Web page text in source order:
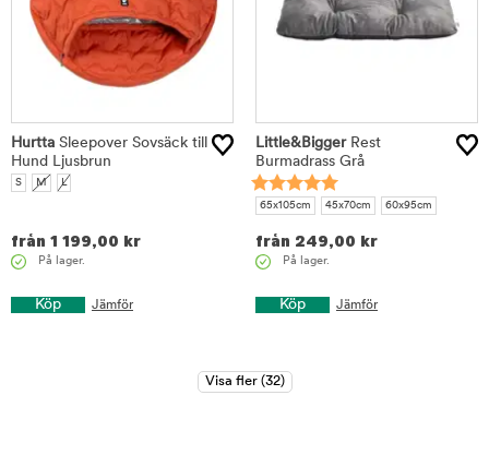
Hurtta Sleepover Sovsäck till
Hund Ljusbrun
S M L
från 1 199,00 kr
På lager.
Köp Jämför
Little&BiggerRest
Burmadrass Grå
65x105cm 45x70cm 60x95cm
från 249,00 kr
På lager.
Köp Jämför